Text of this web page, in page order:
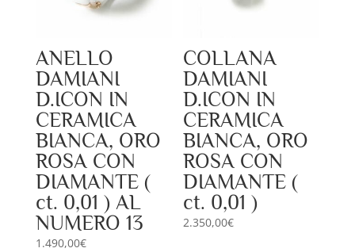
ANELLO
DAMIANI
D.ICON IN
CERAMICA
BIANCA, ORO
ROSA CON
DIAMANTE (
ct. 0,01 ) AL
NUMERO 13
1.490,00€
COLLANA
DAMIANI
D.ICON IN
CERAMICA
BIANCA, ORO
ROSA CON
DIAMANTE (
ct. 0,01 )
2.350,00€